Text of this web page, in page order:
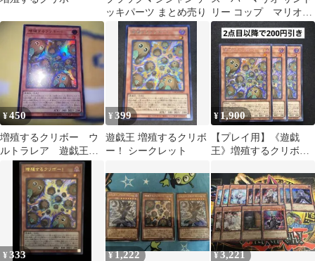
ッキパーツ まとめ売り
リー コップ マリオジ
ャンボリー
¥450
増殖するクリボー ウ
ルトラレア 遊戯王カ
ード
¥399
遊戯王 増殖するクリボ
ー！ シークレット
¥ 1,900
【プレイ用】《遊戯
王》増殖するクリボ
¥333 ¥1,222 ¥3,221